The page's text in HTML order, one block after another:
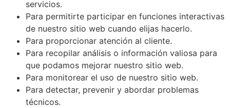
servicios.
Para permitirte participar en funciones interactivas
de nuestro sitio web cuando elijas hacerlo.
Para proporcionar atención al cliente.
Para recopilar análisis o información valiosa para
que podamos mejorar nuestro sitio web.
Para monitorear el uso de nuestro sitio web.
Para detectar, prevenir y abordar problemas
técnicos.